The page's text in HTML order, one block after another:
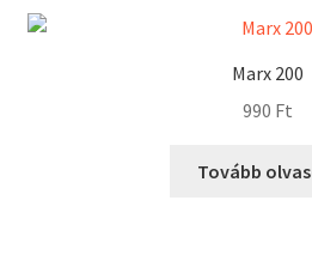
Marx 200
990 Ft
Tovább